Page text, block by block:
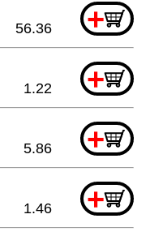
+
56.36
+
1.22
+
5.86
+
1.46